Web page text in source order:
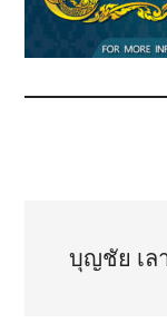
บุญชัย เล